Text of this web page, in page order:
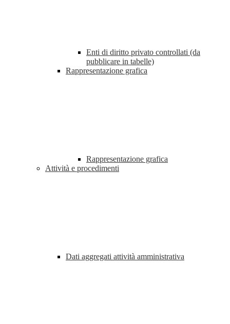
Enti di diritto privato controllati (da
pubblicare in tabelle)
Rappresentazione grafica
Rappresentazione grafica
Attività e procedimenti
Dati aggregati attività amministrativa